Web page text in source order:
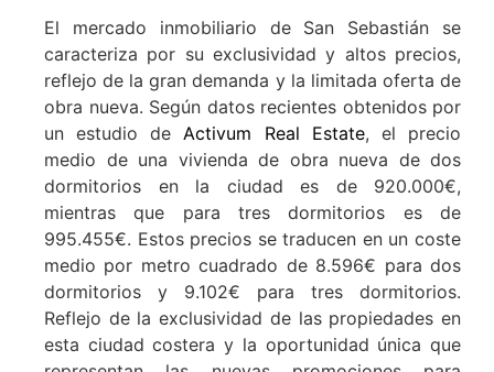
El mercado inmobiliario de San Sebastián se
caracteriza por su exclusividad y altos precios,
reflejo de la gran demanda y la limitada oferta de
obra nueva. Según datos recientes obtenidos por
un estudio deActivum Real Estate, el precio
medio de una vivienda de obra nueva de dos
dormitorios en la ciudad es de 920.000€,
mientras que para tres dormitorios es de
995.455€. Estos precios se traducen en un coste
medio por metro cuadrado de 8.596€ para dos
dormitorios y 9.102€ para tres dormitorios.
Reflejo de la exclusividad de las propiedades en
esta ciudad costera y la oportunidad única que